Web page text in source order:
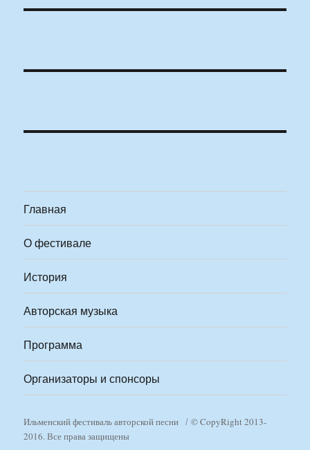
Главная
О фестивале
История
Авторская музыка
Программа
Организаторы и спонсоры
Ильменский фестиваль авторской песни
© CopyRight 2013-
2016. Все права защищены